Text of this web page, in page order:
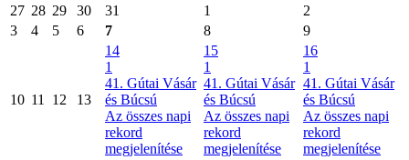
27 28 29 30 31 1
2
3
4 5 6 7 8 9
10 11 12 13
14
1
41. Gútai Vásár
és Búcsú
Az összes napi
rekord
megjelenítése
15
1
41. Gútai Vásár
és Búcsú
Az összes napi
rekord
megjelenítése
16
1
41. Gútai Vásár
és Búcsú
Az összes napi
rekord
megjelenítése